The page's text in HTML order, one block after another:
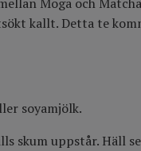
kallt. Detta te
soyamjölk.
skum uppstår. Häll